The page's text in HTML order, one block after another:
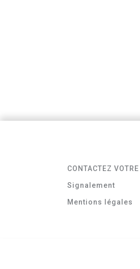
CONTACTEZ
Signalement
Mentions légales